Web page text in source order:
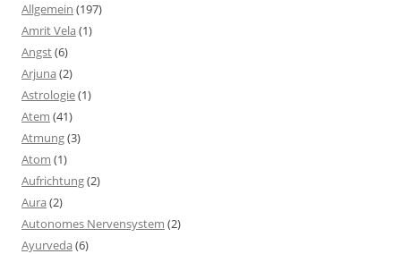
Allgemein (197)
Amrit Vela(1)
Angst(6)
Arjuna(2)
Astrologie(1)
Atem (41)
Atmung(3)
Atom (1)
Aufrichtung(2)
Aura(2)
Autonomes Nervensystem (2)
Ayurveda(6)